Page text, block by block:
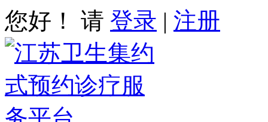
您好！ 请 登录 | 注册